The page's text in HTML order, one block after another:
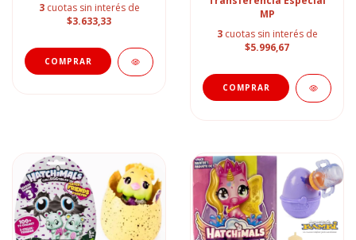
3 cuotas sin interés de
$3.633,33
MP
3 cuotas sin interés de
$5.996,67